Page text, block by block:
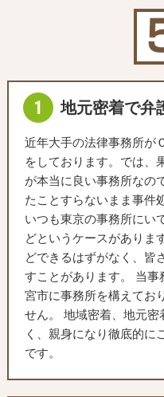
地元密着で弁
近年大手の法律事務所が
をしております。では、
が本当に良い事務所なの
たことすらないまま事件
いつも東京の事務所にい
どというケースがありま
どできるはずがなく、皆
すことがあります。 当
宮市に事務所を構えてお
せん。 地域密着、地元
く、親身になり徹底的に
です。